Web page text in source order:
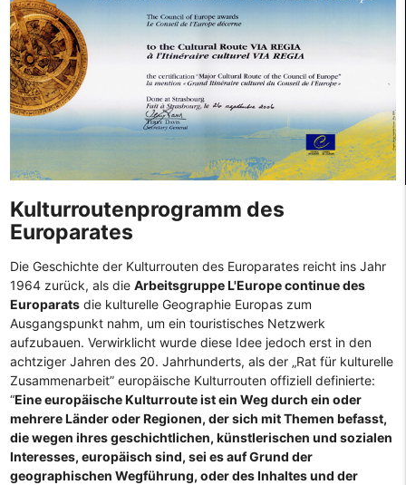
Kulturroutenprogramm des
Europarates
Die Geschichte der Kulturrouten des Europarates reicht ins Jahr
1964 zurück, als die Arbeitsgruppe L'Europe continue des
Europaratsdie kulturelle Geographie Europas zum
Ausgangspunkt nahm, um ein touristisches Netzwerk
aufzubauen. Verwirklicht wurde diese Idee jedoch erst in den
achtziger Jahren des 20. Jahrhunderts, als der „Rat für kulturelle
Zusammenarbeit” europäische Kulturrouten offiziell definierte:
“Eine europäische Kulturroute ist ein Weg durch ein oder
mehrere Länder oder Regionen, der sich mit Themen befasst,
die wegen ihres geschichtlichen, künstlerischen und sozialen
Interesses, europäisch sind, sei es auf Grund der
geographischen Wegführung, oder des Inhaltes und der